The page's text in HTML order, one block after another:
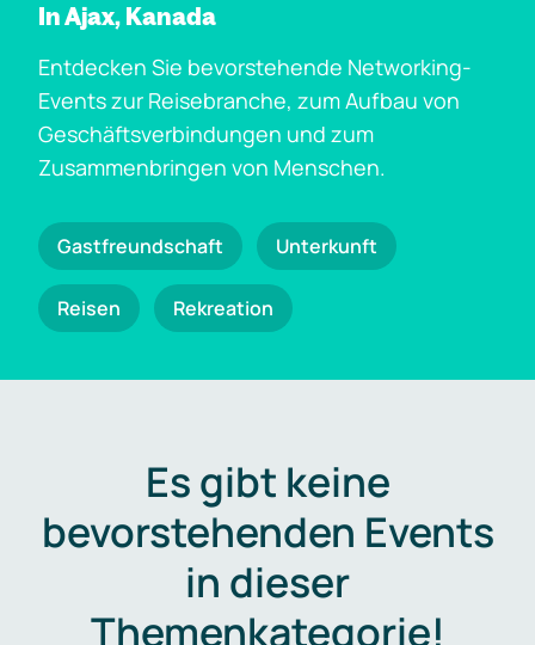
In Ajax, Kanada
Entdecken Sie bevorstehende Networking-
Events zur Reisebranche, zum Aufbau von
Geschäftsverbindungen und zum
Zusammenbringen von Menschen.
Gastfreundschaft Unterkunft
Reisen Rekreation
Es gibt keine
bevorstehenden Events
in dieser
Themenkategorie!